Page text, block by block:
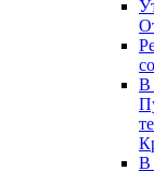
В
В